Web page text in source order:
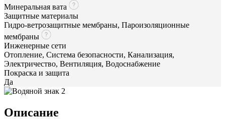
Минеральная вата
Защитные материалы
Гидро-ветрозащитные мембраны, Пароизоляционные
мембраны
Инженерные сети
Отопление, Система безопасности, Канализация,
Электричество, Вентиляция, Водоснабжение
Покраска и защита
Да
Описание